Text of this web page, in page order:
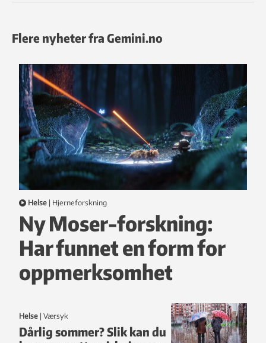
Flere nyheter fra Gemini.no
Helse | hjerneforskning
Ny Moser-forskning:
Har funnet en form for
oppmerksomhet
Helse | Værsyk
Dårlig sommer? Slik kan du